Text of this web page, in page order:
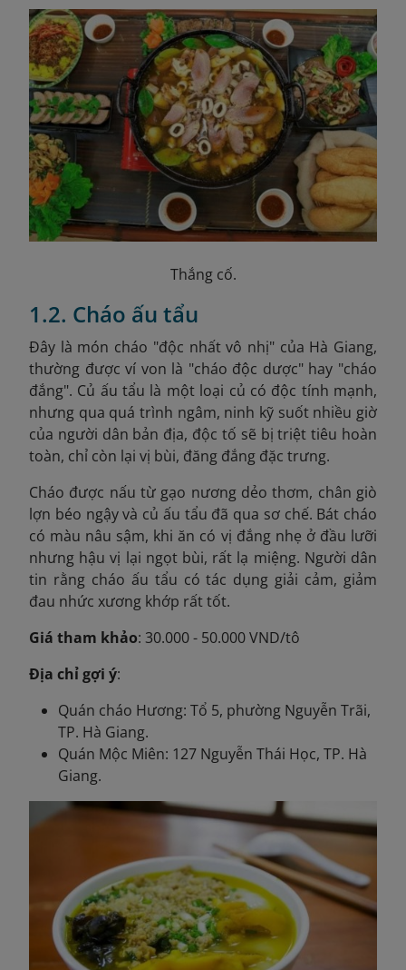
Thắng cố.
1.2. Cháo ấu tẩu
Đây là món cháo "độc nhất vô nhị" của Hà Giang,
thường được ví von là "cháo độc dược" hay "cháo
đắng". Củ ấu tẩu là một loại củ có độc tính mạnh,
nhưng qua quá trình ngâm, ninh kỹ suốt nhiều giờ
của người dân bản địa, độc tố sẽ bị triệt tiêu hoàn
toàn, chỉ còn lại vị bùi, đăng đắng đặc trưng.
Cháo được nấu từ gạo nương dẻo thơm, chân giò
lợn béo ngậy và củ ấu tẩu đã qua sơ chế. Bát cháo
có màu nâu sậm, khi ăn có vị đắng nhẹ ở đầu lưỡi
nhưng hậu vị lại ngọt bùi, rất lạ miệng. Người dân
tin rằng cháo ấu tẩu có tác dụng giải cảm, giảm
đau nhức xương khớp rất tốt.
Giá tham khảo: 30.000 - 50.000 VND/tô
Địa chỉ gợi ý:
Quán cháo Hương: Tổ 5, phường Nguyễn Trãi,
TP. Hà Giang.
Quán Mộc Miên: 127 Nguyễn Thái Học, TP. Hà
Giang.